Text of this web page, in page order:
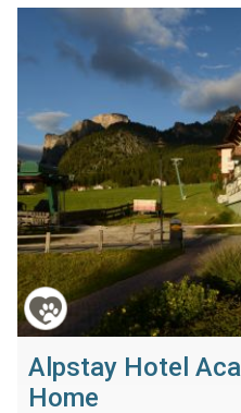
Alpstay Hotel
Home